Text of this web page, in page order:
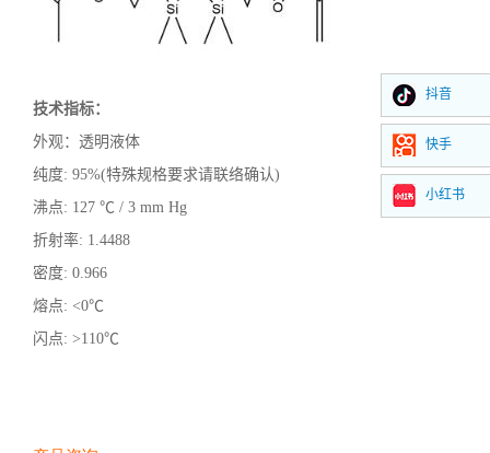
技术指标：
外观：透明液体
纯度: 95%(特殊规格要求请联络确认)
沸点: 127 ℃ / 3 mm Hg
折射率: 1.4488
密度: 0.966
熔点: <0℃
闪点: >110℃
抖音
快手
小红书